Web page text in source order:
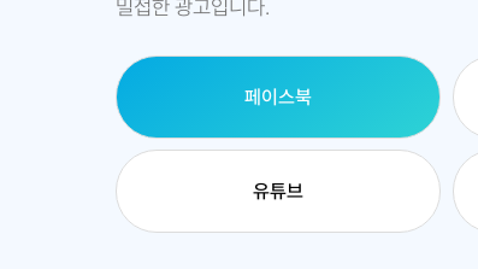
밀접한 광고입니다.
페이스북
유튜브